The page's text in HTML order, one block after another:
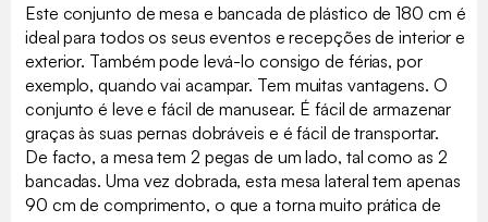
Este conjunto de mesa e bancada de plástico de 180 cm é
ideal para todos os seus eventos e recepções de interior e
exterior. Também pode levá-lo consigo de férias, por
exemplo, quando vai acampar. Tem muitas vantagens. O
conjunto é leve e fácil de manusear. É fácil de armazenar
graças às suas pernas dobráveis e é fácil de transportar.
De facto, a mesa tem 2 pegas de um lado, tal como as 2
bancadas. Uma vez dobrada, esta mesa lateral tem apenas
90 cm de comprimento, o que a torna muito prática de